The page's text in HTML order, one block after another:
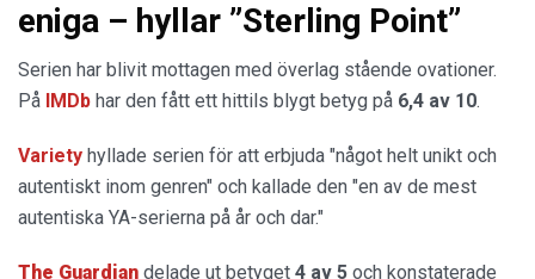
eniga – hyllar ”Sterling Point”
Serien har blivit mottagen med överlag stående ovationer.
På IMDb har den fått ett hittils blygt betyg på 6,4 av 10.
Variety hyllade serien för att erbjuda "något helt unikt och
autentiskt inom genren" och kallade den "en av de mest
autentiska YA-serierna på år och dar."
The Guardian delade ut betyget 4 av 5 och konstaterade